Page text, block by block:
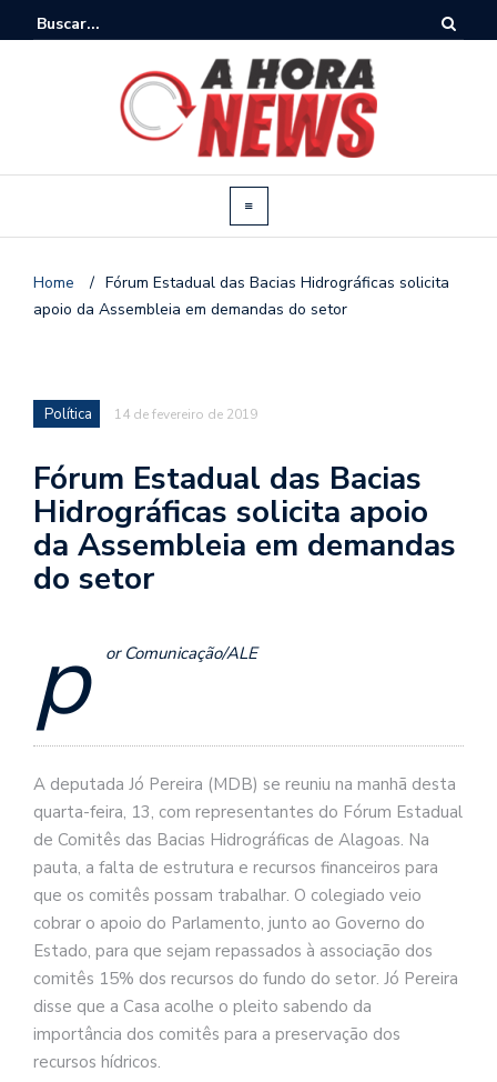
Home / Fórum Estadual das Bacias Hidrográficas solicita
apoio da Assembleia em demandas do setor
Política 14 de fevereiro de 2019
Fórum Estadual das Bacias
Hidrográficas solicita apoio
da Assembleia em demandas
do setor
p or Comunicação/ALE
A deputada Jó Pereira (MDB) se reuniu na manhã desta
quarta-feira, 13, com representantes do Fórum Estadual
de Comitês das Bacias Hidrográficas de Alagoas. Na
pauta, a falta de estrutura e recursos financeiros para
que os comitês possam trabalhar. O colegiado veio
cobrar o apoio do Parlamento, junto ao Governo do
Estado, para que sejam repassados à associação dos
comitês 15% dos recursos do fundo do setor. Jó Pereira
disse que a Casa acolhe o pleito sabendo da
importância dos comitês para a preservação dos
recursos hídricos.